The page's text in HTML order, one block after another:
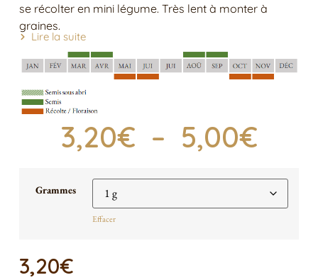
se récolter en mini légume. Très lent à monter à
graines.
Lire la suite
3,20€ – 5,00€
Grammes
Effacer
3,20€